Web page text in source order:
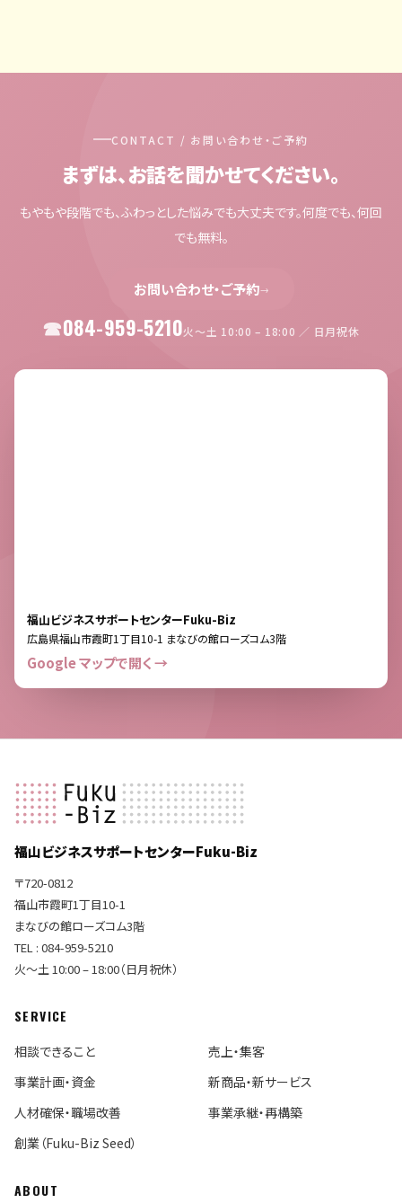
CONTACT / お問い合わせ・ご予約
まずは、お話を聞かせてください。
もやもや段階でも、ふわっとした悩みでも大丈夫です。何度でも、何回
でも無料。
お問い合わせ・ご予約→
084-959-5210火〜土 10:00 – 18:00 ／ 日月祝休
福山ビジネスサポートセンターFuku-Biz
広島県福山市霞町1丁目10-1 まなびの館ローズコム3階
Google マップで開く →
福山ビジネスサポートセンターFuku-Biz
〒720-0812
福山市霞町1丁目10-1
まなびの館ローズコム3階
TEL : 084-959-5210
火〜土 10:00 – 18:00（日月祝休）
SERVICE
相談できること
売上・集客
事業計画・資金
新商品・新サービス
人材確保・職場改善
事業承継・再構築
創業（Fuku-Biz Seed）
ABOUT